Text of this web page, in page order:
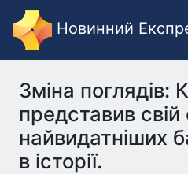
Новинний
Зміна поглядів:
представив
найвидатніших
в історії.